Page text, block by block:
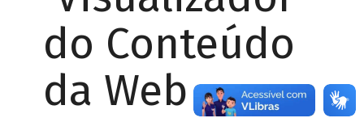
do Conteúdo
da Web